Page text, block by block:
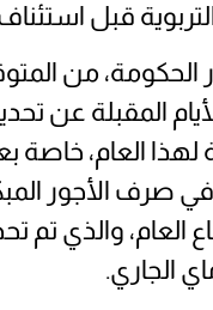
قبل
الحكومة، من
المقبلة عن
لهذا العام، خاصة
صرف الأجور
العام، والذي تم
الجاري.